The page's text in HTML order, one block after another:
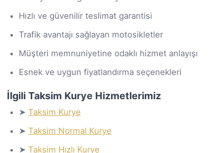
Hızlı ve güvenilir teslimat garantisi
Trafik avantajı sağlayan motosikletler
Müşteri memnuniyetine odaklı hizmet anlayışı
Esnek ve uygun fiyatlandırma seçenekleri
İlgili Taksim Kurye Hizmetlerimiz
➤ Taksim Kurye
➤ Taksim Normal Kurye
➤ Taksim Hızlı Kurye